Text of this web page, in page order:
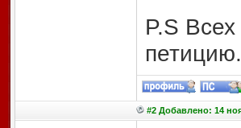
P.S
петицию.
#2 Добавлено: 14